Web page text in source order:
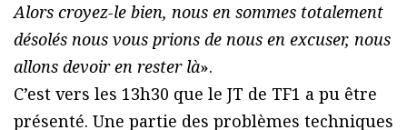
Alors croyez-le bien, nous en sommes totalement
désolés nous vous prions de nous en excuser, nous
allons devoir en rester là».
C’est vers les 13h30 que le JT de TF1 a pu être
présenté. Une partie des problèmes techniques